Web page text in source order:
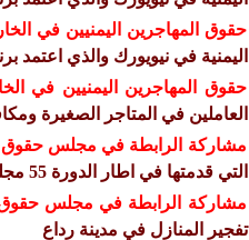
حقوق المهاجرين اليمنيين في
اليمنية في نيويورك والذي اعتمد
حقوق المهاجرين اليمنيين في
العاملين في المتاجر الصغيرة
مشاركة الرابطة في مجلس حقوق
التي قدمتها في اطار الدورة 55 مجلس حقوق الإنسان بالامم المتحدة في جنيف للعام 2024
مشاركة الرابطة في مجلس حقوق
تفجير المنازل في مدينة رداع